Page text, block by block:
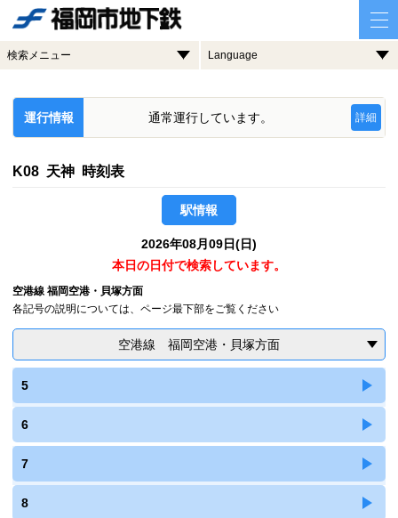
検索メニュー Language
運行情報 通常運行しています。 詳細
K08 天神 時刻表
駅情報
2026年08月09日(日)
本日の日付で検索しています。
空港線 福岡空港・貝塚方面
各記号の説明については、ページ最下部をご覧ください
空港線 福岡空港・貝塚方面
5
6
7
8